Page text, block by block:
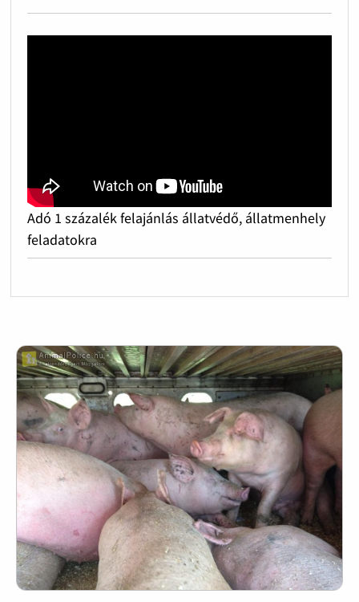
Adó 1 százalék felajánlás állatvédő, állatmenhely
feladatokra